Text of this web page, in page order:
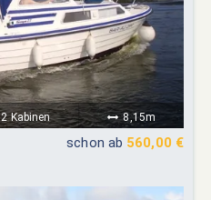
2 Kabinen 8,15m
schon ab 560,00 €